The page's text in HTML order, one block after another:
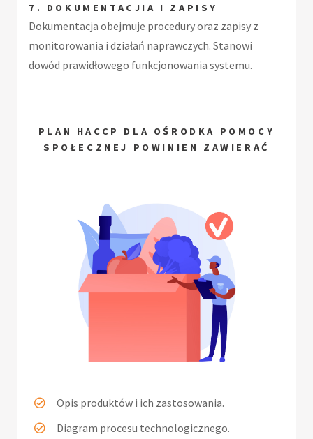
7. DOKUMENTACJIA I ZAPISY
Dokumentacja obejmuje procedury oraz zapisy z
monitorowania i działań naprawczych. Stanowi
dowód prawidłowego funkcjonowania systemu.
PLAN HACCP DLA OŚRODKA POMOCY
SPOŁECZNEJ POWINIEN ZAWIERAĆ
Opis produktów i ich zastosowania.
Diagram procesu technologicznego.